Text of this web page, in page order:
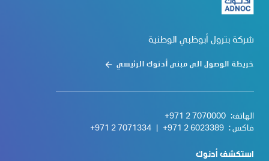
شركة بترول أبوظبي الوطنية
خريطة الوصول الى مبنى أدنوك الرئيسي
الهاتف: +971 2 7070000
فاكس : +971 2 6023389
+971 2 7071334
استكشف أدنوك